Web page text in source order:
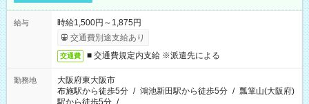
給与
時給1,500円～1,875円
交通費別途支給あり
交通費 ■ 交通費規定内支給 ※派遣先による
勤務地
大阪府東大阪市
布施駅から徒歩5分 / 鴻池新田駅から徒歩5分 / 瓢箪山(大阪府)
駅から徒歩5分 / …